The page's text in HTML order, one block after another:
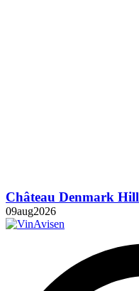
Château Denmark Hill
09aug2026